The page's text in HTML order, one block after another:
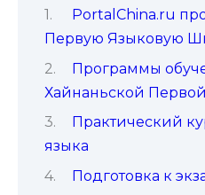
PortalChina.ru
Первую Языковую
Программы
Хайнаньской
Практический
языка
Подготовка к